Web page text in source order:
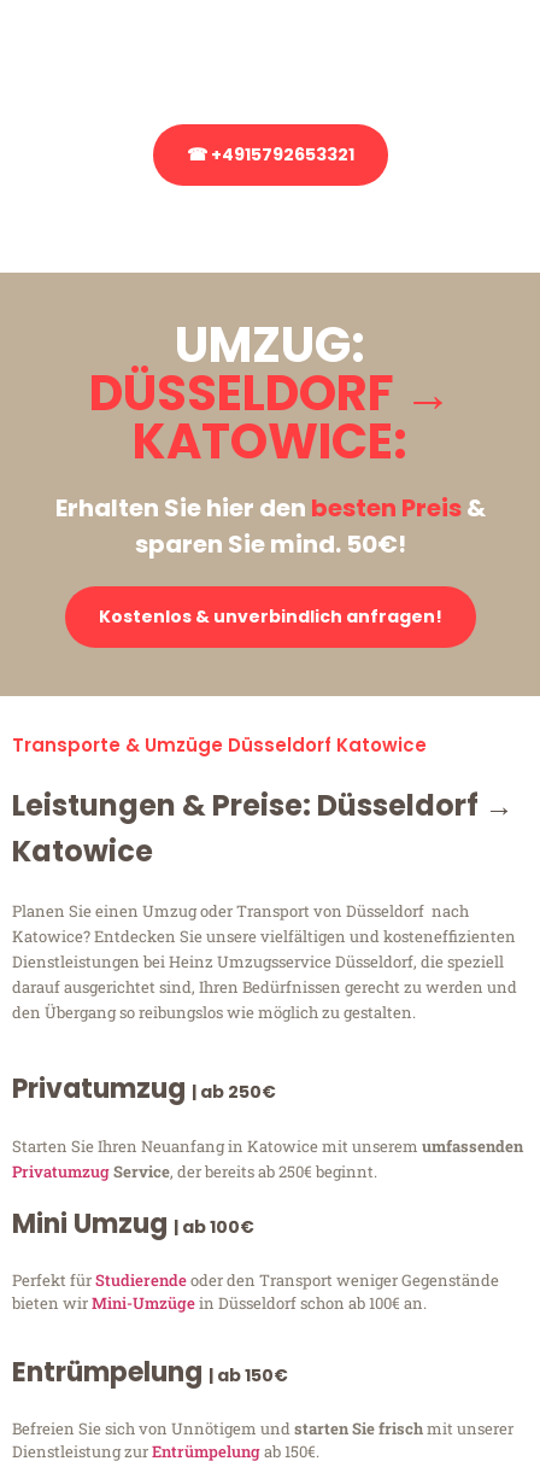
☎ +4915792653321
UMZUG:
DÜSSELDORF →
KATOWICE:
Erhalten Sie hier den besten Preis&
sparen Sie mind. 50€!
Kostenlos & unverbindlich anfragen!
Transporte & Umzüge Düsseldorf Katowice
Leistungen & Preise: Düsseldorf →
Katowice
Planen Sie einen Umzug oder Transport von Düsseldorf nach
Katowice? Entdecken Sie unsere vielfältigen und kosteneffizienten
Dienstleistungen bei Heinz Umzugsservice Düsseldorf, die speziell
darauf ausgerichtet sind, Ihren Bedürfnissen gerecht zu werden und
den Übergang so reibungslos wie möglich zu gestalten.
Privatumzug | ab 250€
Starten Sie Ihren Neuanfang in Katowice mit unserem umfassenden
PrivatumzugService, der bereits ab 250€ beginnt.
Mini Umzug | ab 100€
Perfekt fürStudierendeoder den Transport weniger Gegenstände
bieten wirMini-Umzügein Düsseldorf schon ab 100€ an.
Entrümpelung | ab 150€
Befreien Sie sich von Unnötigem undstarten Sie frischmit unserer
Dienstleistung zurEntrümpelungab 150€.